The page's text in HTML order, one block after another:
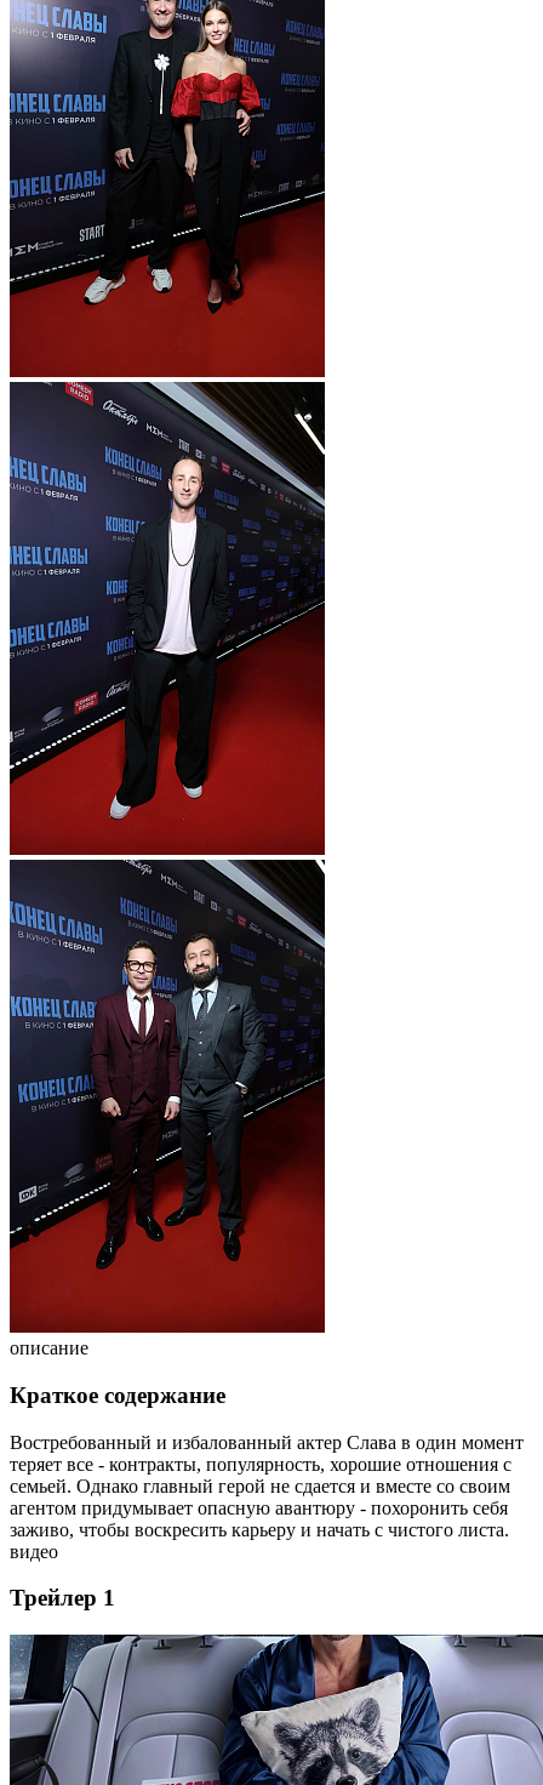
описание
Краткое содержание
Востребованный и избалованный актер Слава в один момент
теряет все - контракты, популярность, хорошие отношения с
семьей. Однако главный герой не сдается и вместе со своим
агентом придумывает опасную авантюру - похоронить себя
заживо, чтобы воскресить карьеру и начать с чистого листа.
видео
Трейлер 1